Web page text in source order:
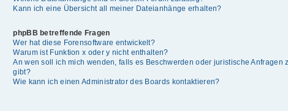
Kann ich eine Übersicht all meiner Dateianhänge erhalten?
phpBB betreffende Fragen
Wer hat diese Forensoftware entwickelt?
Warum ist Funktion x oder y nicht enthalten?
An wen soll ich mich wenden, falls es Beschwerden oder juristische Anfragen
gibt?
Wie kann ich einen Administrator des Boards kontaktieren?